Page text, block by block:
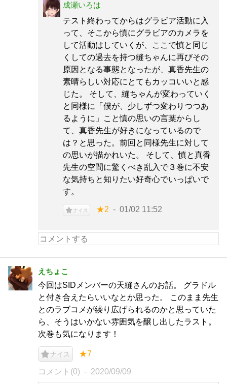
成瀬いろは
テスト終わってからはグラビア活動に入
って、そこから慎にグラビアのカメラを
して活動はしていくが、ここで慎と同じ
くしての過去を持つ縫ちゃんに再びその
原因となる事態となったが、真香先生の
素晴らしい対応にとてもカッコいいと感
じた。 そして、縫ちゃんが変わっていく
と同様に「僕が、少しずつ変わりつつあ
るように」こと慎の思いの言葉からし
て、真香先生が好きになっているので
は？と思った。前回と同様先生に対して
の思いが描かれいた。 そして、慎と真香
先生の空間に驚くべき乱入で３巻に不安
な気持ちと知りたい好奇心でいっぱいで
す。
ナイス ★2 01/02 11:52
えちょこ
今回はSIDメンバーの天縫さんのお話。 グラドル
と付き合えたらいいなとか思った。 このまま先生
とのラブコメが繰り広げられるのかと思っていた
ら、そうはいかない雰囲気を醸し出したラスト。
次巻も気になります！
ナイス ★7
コメント(0) 2020/09/09